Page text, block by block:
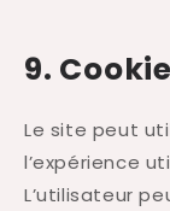
9.
Le site peut
l’expérience
L’utilisateur